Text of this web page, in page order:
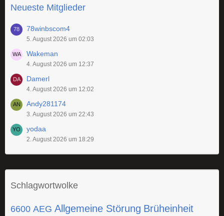
Neueste Mitglieder
78winbscom4
5. August 2026 um 02:03
Wakeman
4. August 2026 um 12:37
Damerl
4. August 2026 um 12:02
Andy281174
3. August 2026 um 22:43
yodaa
2. August 2026 um 18:29
Schlagwortwolke
6600 AEG Allgemeine Störung Brüheinheit